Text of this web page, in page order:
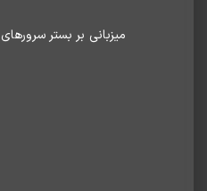
میزبانی بر بستر